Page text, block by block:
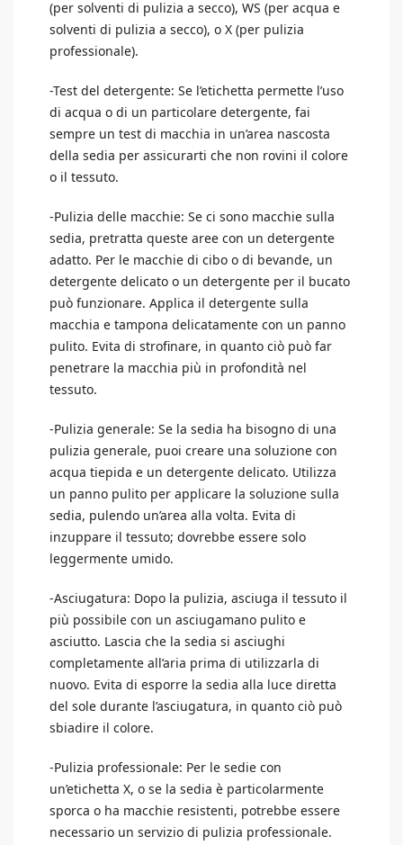
(per solventi di pulizia a secco), WS (per acqua e
solventi di pulizia a secco), o X (per pulizia
professionale).
-Test del detergente: Se l’etichetta permette l’uso
di acqua o di un particolare detergente, fai
sempre un test di macchia in un’area nascosta
della sedia per assicurarti che non rovini il colore
o il tessuto.
-Pulizia delle macchie: Se ci sono macchie sulla
sedia, pretratta queste aree con un detergente
adatto. Per le macchie di cibo o di bevande, un
detergente delicato o un detergente per il bucato
può funzionare. Applica il detergente sulla
macchia e tampona delicatamente con un panno
pulito. Evita di strofinare, in quanto ciò può far
penetrare la macchia più in profondità nel
tessuto.
-Pulizia generale: Se la sedia ha bisogno di una
pulizia generale, puoi creare una soluzione con
acqua tiepida e un detergente delicato. Utilizza
un panno pulito per applicare la soluzione sulla
sedia, pulendo un’area alla volta. Evita di
inzuppare il tessuto; dovrebbe essere solo
leggermente umido.
-Asciugatura: Dopo la pulizia, asciuga il tessuto il
più possibile con un asciugamano pulito e
asciutto. Lascia che la sedia si asciughi
completamente all’aria prima di utilizzarla di
nuovo. Evita di esporre la sedia alla luce diretta
del sole durante l’asciugatura, in quanto ciò può
sbiadire il colore.
-Pulizia professionale: Per le sedie con
un’etichetta X, o se la sedia è particolarmente
sporca o ha macchie resistenti, potrebbe essere
necessario un servizio di pulizia professionale.